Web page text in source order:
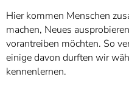
Hier kommen Menschen
machen, Neues
vorantreiben möchten. So
einige davon durften wir
kennenlernen.